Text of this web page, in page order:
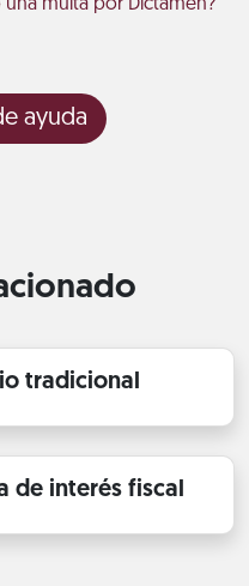
multa por Dictamen?
ayuda
tradicional
de interés fiscal